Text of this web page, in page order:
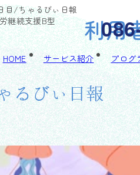
継続支援B型
HOME サービス紹介 プログ
目/ちゃるびぃ日報
利用
るびぃ日報